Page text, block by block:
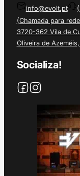
info@evolt.pt
(Chamada para
3720-362 Vila de
Oliveira de
Socializa!